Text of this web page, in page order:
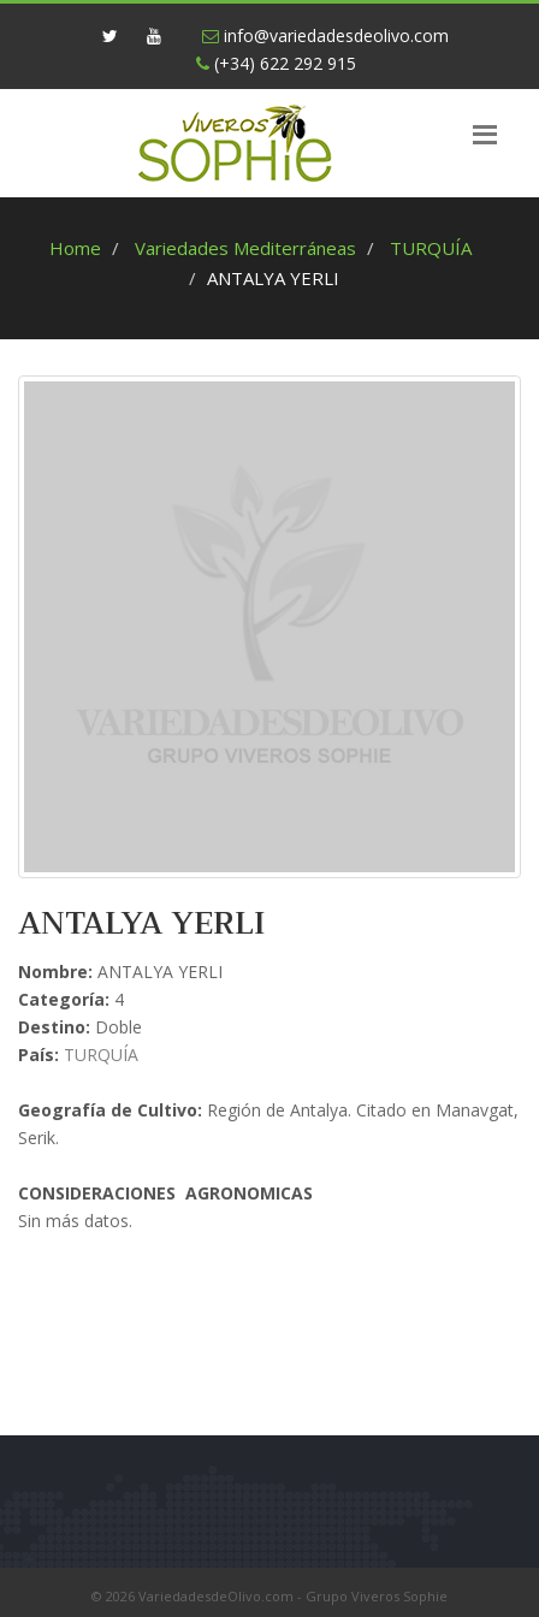
info@variedadesdeolivo.com
(+34) 622 292 915
Home Variedades Mediterráneas
TURQUÍA
ANTALYA YERLI
ANTALYA YERLI
Nombre: ANTALYA YERLI
Categoría: 4
Destino: Doble
País: TURQUÍA
Geografía de Cultivo: Región de Antalya. Citado en Manavgat,
Serik.
CONSIDERACIONES AGRONOMICAS
Sin más datos.
© 2026 VariedadesdeOlivo.com - Grupo Viveros Sophie